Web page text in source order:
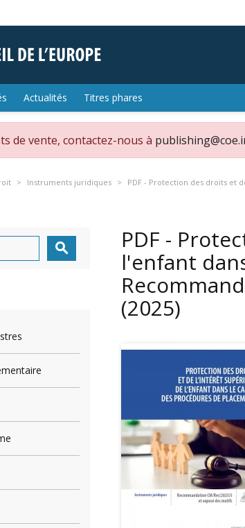
Actualités Titres phares
de vente, contactez-nous à
Instruments juridiques
PDF - Protection des droits et

PDF -
l'enfant
(2025)